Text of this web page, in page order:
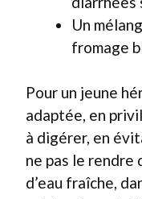
Un
fromage
Pour un jeune
adaptée, en
à digérer, en
ne pas le rendre
d’eau fraîche,